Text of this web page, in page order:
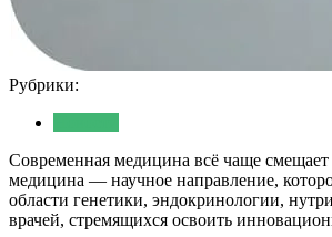
Рубрики:
Современная медицина всё чаще
медицина — научное направление,
области генетики, эндокринологии,
врачей, стремящихся освоить